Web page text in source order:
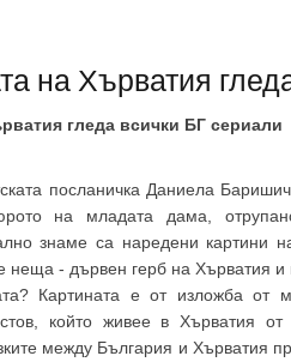
на Хърватия
гледа всички БГ сериали
посланичка Даниела
на младата дама,
знаме са наредени картини
неща - дървен герб на Хърватия и
Картината е от изложба от
който живее в Хърватия
между България и Хърватия